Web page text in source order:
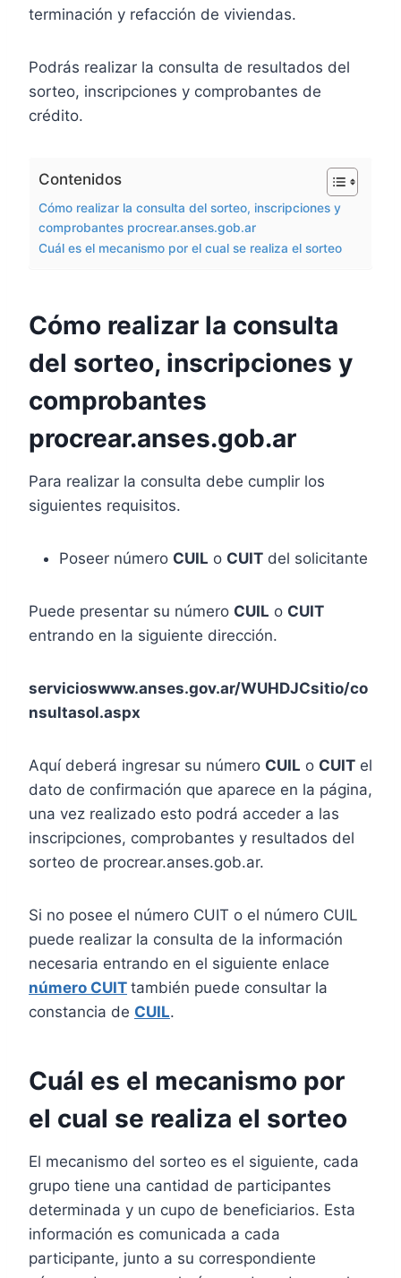
terminación y refacción de viviendas.
Podrás realizar la consulta de resultados del
sorteo, inscripciones y comprobantes de
crédito.
Contenidos
Cómo realizar la consulta del sorteo, inscripciones y
comprobantes procrear.anses.gob.ar
Cuál es el mecanismo por el cual se realiza el sorteo
Cómo realizar la consulta
del sorteo, inscripciones y
comprobantes
procrear.anses.gob.ar
Para realizar la consulta debe cumplir los
siguientes requisitos.
Poseer número CUIL o CUIT del solicitante
Puede presentar su número CUIL o CUIT
entrando en la siguiente dirección.
servicioswww.anses.gov.ar/WUHDJCsitio/co
nsultasol.aspx
Aquí deberá ingresar su número CUIL o CUIT el
dato de confirmación que aparece en la página,
una vez realizado esto podrá acceder a las
inscripciones, comprobantes y resultados del
sorteo de procrear.anses.gob.ar.
Si no posee el número CUIT o el número CUIL
puede realizar la consulta de la información
necesaria entrando en el siguiente enlace
número CUIT también puede consultar la
constancia de CUIL.
Cuál es el mecanismo por
el cual se realiza el sorteo
El mecanismo del sorteo es el siguiente, cada
grupo tiene una cantidad de participantes
determinada y un cupo de beneficiarios. Esta
información es comunicada a cada
participante, junto a su correspondiente